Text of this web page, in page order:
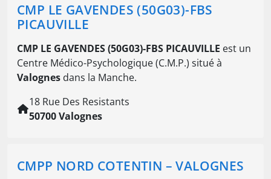
CMP LE GAVENDES (50G03)-FBS
PICAUVILLE
CMP LE GAVENDES (50G03)-FBS PICAUVILLE est un
Centre Médico-Psychologique (C.M.P.) situé à
Valognes dans la Manche.
18 Rue Des Resistants
50700 Valognes
CMPP NORD COTENTIN – VALOGNES